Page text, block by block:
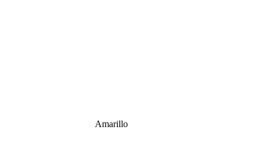
Amarillo